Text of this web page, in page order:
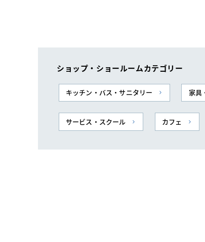
ショップ・ショールームカテゴリー
キッチン・バス・サニタリー 家具
サービス・スクール カフェ